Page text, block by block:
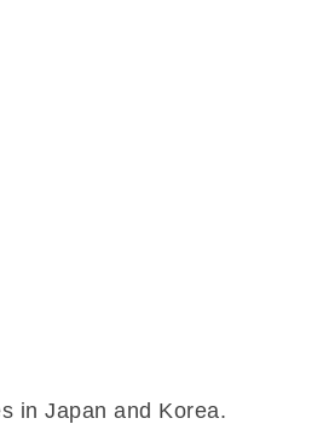
in Japan and Korea.